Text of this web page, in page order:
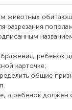
животных
разрезания
ребенок
карточке;
общие
а ребенок должен